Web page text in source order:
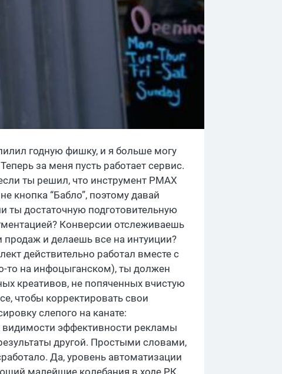
годную фишку, и я больше могу
за меня пусть работает сервис.
ты решил, что инструмент PMAX
кнопка “Бабло”, поэтому давай
ты достаточную подготовительную
Конверсии отслеживаешь
и делаешь все на интуиции?
действительно работал вместе с
то на инфоцыганском), ты должен
креативов, не попяченных вчистую
чтобы корректировать свои
слепого на канате:
видимости эффективности рекламы
другой. Простыми словами,
Да, уровень автоматизации
малейшие колебания в ходе РК,